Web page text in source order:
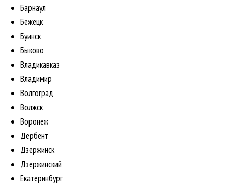
Барнаул
Бежецк
Буинск
Быково
Владикавказ
Владимир
Волгоград
Волжск
Воронеж
Дербент
Дзержинск
Дзержинский
Екатеринбург